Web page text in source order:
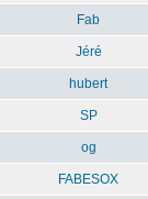
Fab
Jéré
hubert
SP
og
FABESOX